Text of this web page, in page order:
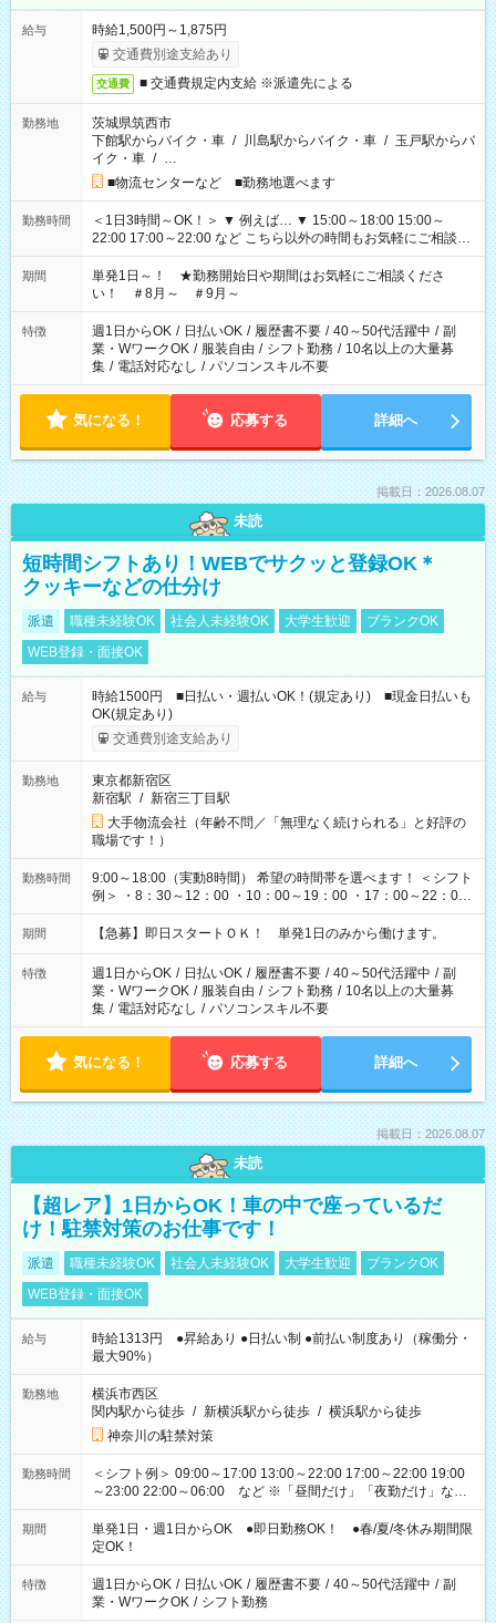
給与
時給1,500円～1,875円
交通費別途支給あり
交通費 ■ 交通費規定内支給 ※派遣先による
勤務地
茨城県筑西市
下館駅からバイク・車 / 川島駅からバイク・車 / 玉戸駅からバ
イク・車 / …
■物流センターなど ■勤務地選べます
勤務時間
＜1日3時間～OK！＞ ▼ 例えば… ▼ 15:00～18:00 15:00～
22:00 17:00～22:00 など こちら以外の時間もお気軽にご相談く
ださい！
期間
単発1日～！ ★勤務開始日や期間はお気軽にご相談くださ
い！ ＃8月～ ＃9月～
特徴 週1日からOK / 日払いOK / 履歴書不要 / 40～50代活躍中 / 副
業・WワークOK / 服装自由 / シフト勤務 / 10名以上の大量募
集 / 電話対応なし / パソコンスキル不要
気になる！ 応募する 詳細へ
掲載日：2026.08.07
未読
短時間シフトあり！WEBでサクッと登録OK＊
クッキーなどの仕分け
派遣 職種未経験OK 社会人未経験OK 大学生歓迎
ブランクOK
WEB登録・面接OK
給与
時給1500円 ■日払い・週払いOK！(規定あり) ■現金日払いも
OK(規定あり)
交通費別途支給あり
勤務地
東京都新宿区
新宿駅 / 新宿三丁目駅
大手物流会社（年齢不問／「無理なく続けられる」と好評の
職場です！）
勤務時間
9:00～18:00（実動8時間） 希望の時間帯を選べます！ ＜シフト
例＞ ・8：30～12：00 ・10：00～19：00 ・17：00～22：00
・13：00～22：00 ・22：00～翌6：00 など
期間 【急募】即日スタートＯＫ！ 単発1日のみから働けます。
特徴 週1日からOK / 日払いOK / 履歴書不要 / 40～50代活躍中 / 副
業・WワークOK / 服装自由 / シフト勤務 / 10名以上の大量募
集 / 電話対応なし / パソコンスキル不要
気になる！ 応募する 詳細へ
掲載日：2026.08.07
未読
【超レア】1日からOK！車の中で座っているだ
け！駐禁対策のお仕事です！
派遣 職種未経験OK 社会人未経験OK 大学生歓迎
ブランクOK
WEB登録・面接OK
給与
時給1313円 ●昇給あり ●日払い制 ●前払い制度あり（稼働分・
最大90%）
勤務地
横浜市西区
関内駅から徒歩 / 新横浜駅から徒歩 / 横浜駅から徒歩
神奈川の駐禁対策
勤務時間
＜シフト例＞ 09:00～17:00 13:00～22:00 17:00～22:00 19:00
～23:00 22:00～06:00 など ※「昼間だけ」「夜勤だけ」など
の希望OK
期間
単発1日・週1日からOK ●即日勤務OK！ ●春/夏/冬休み期間限
定OK！
特徴 週1日からOK / 日払いOK / 履歴書不要 / 40～50代活躍中 / 副
業・WワークOK / シフト勤務